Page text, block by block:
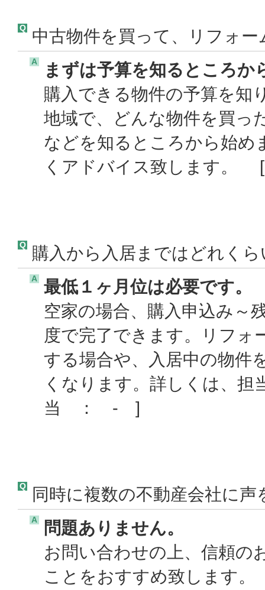
Q 中古物件を買って、リフォ
A
まずは予算を知るところか
購入できる物件の予算を知
地域で、どんな物件を買っ
などを知るところから始め
くアドバイス致しま
Q 購入から入居まではどれく
A
最低１ヶ月位は必要です。
空家の場合、購入申込み～
度で完了できます。リフォ
する場合や、入居中の物件
くなります。詳しくは、
当 ： - ]
Q 同時に複数の不動産会社に声
A
問題ありません。
お問い合わせの上、信頼の
ことをおすすめ致し